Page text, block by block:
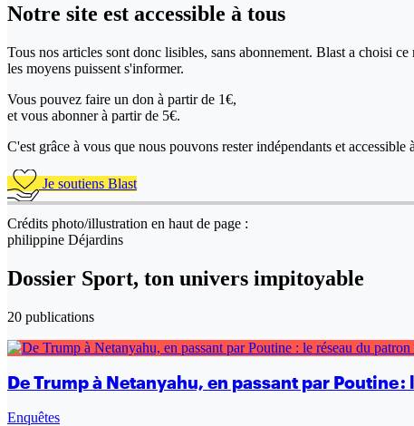
Notre site est accessible à tous
Tous nos articles sont donc lisibles, sans abonnement. Blast a choisi
les moyens puissent s'informer.
Vous pouvez faire un don à partir de 1€,
et vous abonner à partir de 5€.
C'est grâce à vous que nous pouvons rester indépendants et accessible
Je soutiens Blast
Crédits photo/illustration en haut de page :
philippine Déjardins
Dossier Sport, ton univers impitoyable
20 publications
De Trump à Netanyahu, en passant par Poutine
Enquêtes